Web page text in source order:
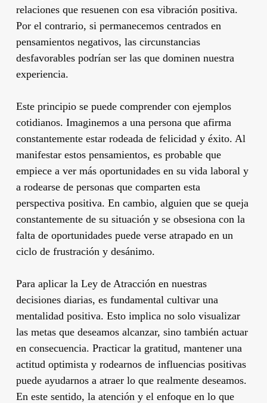
relaciones que resuenen con esa vibración positiva.
Por el contrario, si permanecemos centrados en
pensamientos negativos, las circunstancias
desfavorables podrían ser las que dominen nuestra
experiencia.
Este principio se puede comprender con ejemplos
cotidianos. Imaginemos a una persona que afirma
constantemente estar rodeada de felicidad y éxito. Al
manifestar estos pensamientos, es probable que
empiece a ver más oportunidades en su vida laboral y
a rodearse de personas que comparten esta
perspectiva positiva. En cambio, alguien que se queja
constantemente de su situación y se obsesiona con la
falta de oportunidades puede verse atrapado en un
ciclo de frustración y desánimo.
Para aplicar la Ley de Atracción en nuestras
decisiones diarias, es fundamental cultivar una
mentalidad positiva. Esto implica no solo visualizar
las metas que deseamos alcanzar, sino también actuar
en consecuencia. Practicar la gratitud, mantener una
actitud optimista y rodearnos de influencias positivas
puede ayudarnos a atraer lo que realmente deseamos.
En este sentido, la atención y el enfoque en lo que